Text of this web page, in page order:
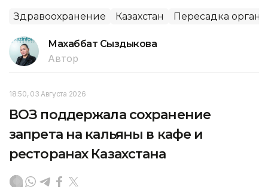
Здравоохранение Казахстан Пересадка
Махаббат Сыздыкова
Автор
18:50, 03 Августа 2026
ВОЗ поддержала сохранение
запрета на кальяны в кафе и
ресторанах Казахстана